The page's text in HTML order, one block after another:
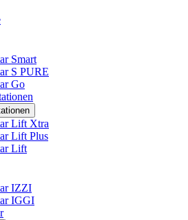
Smart
S PURE
Go
Lift Xtra
Lift Plus
Lift
IZZI
IGGI